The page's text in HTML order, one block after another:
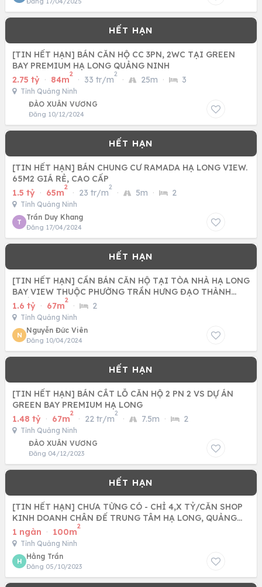
[TIN HẾT HẠN] BÁN CĂN HỘ CC 3PN, 2WC TẠI GREEN
BAY PREMIUM HẠ LONG QUẢNG NINH
2.75 tỷ · 84m
2
· 33 tr/m
2
· 25m · 3
Tỉnh Quảng Ninh
ĐÀO XUÂN VƯƠNG
Đăng 10/12/2024
[TIN HẾT HẠN] BÁN CHUNG CƯ RAMADA HẠ LONG VIEW.
65M2 GIÁ RẺ, CAO CẤP
1.5 tỷ · 65m
2
· 23 tr/m
2
· 5m · 2
Tỉnh Quảng Ninh
T
Trần Duy Khang
Đăng 17/04/2024
[TIN HẾT HẠN] CẦN BÁN CĂN HỘ TẠI TÒA NHÀ HẠ LONG
BAY VIEW THUỘC PHƯỜNG TRẦN HƯNG ĐẠO THÀNH
PHỐ HẠ LONG ,QUẢNG NINH
1.6 tỷ · 67m
2
· 2
Tỉnh Quảng Ninh
N
Nguyễn Đức Viên
Đăng 10/04/2024
[TIN HẾT HẠN] BÁN CẮT LỖ CĂN HỘ 2 PN 2 VS DỰ ÁN
GREEN BAY PREMIUM HẠ LONG
1.48 tỷ · 67m
2
· 22 tr/m
2
· 7.5m · 2
Tỉnh Quảng Ninh
ĐÀO XUÂN VƯƠNG
Đăng 04/12/2023
[TIN HẾT HẠN] CHƯA TỪNG CÓ - CHỈ 4,X TỶ/CĂN SHOP
KINH DOANH CHÂN ĐẾ TRUNG TÂM HẠ LONG, QUẢNG
NINH. CẠNH AEON MALL
1 ngàn · 100m
2
Tỉnh Quảng Ninh
H
Hằng Trần
Đăng 05/10/2023